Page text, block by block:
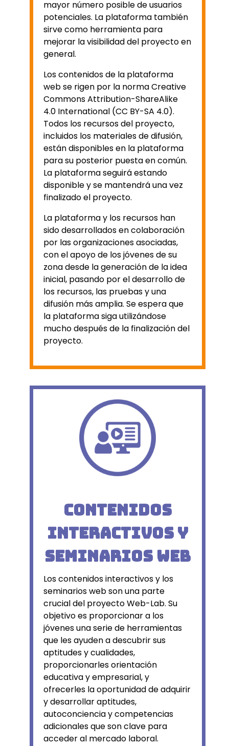
mayor número posible de usuarios
potenciales. La plataforma también
sirve como herramienta para
mejorar la visibilidad del proyecto en
general.
Los contenidos de la plataforma
web se rigen por la norma Creative
Commons Attribution-ShareAlike
4.0 International (CC BY-SA 4.0).
Todos los recursos del proyecto,
incluidos los materiales de difusión,
están disponibles en la plataforma
para su posterior puesta en común.
La plataforma seguirá estando
disponible y se mantendrá una vez
finalizado el proyecto.
La plataforma y los recursos han
sido desarrollados en colaboración
por las organizaciones asociadas,
con el apoyo de los jóvenes de su
zona desde la generación de la idea
inicial, pasando por el desarrollo de
los recursos, las pruebas y una
difusión más amplia. Se espera que
la plataforma siga utilizándose
mucho después de la finalización del
proyecto.
Contenidos
interactivos y
seminarios web
Los contenidos interactivos y los
seminarios web son una parte
crucial del proyecto Web-Lab. Su
objetivo es proporcionar a los
jóvenes una serie de herramientas
que les ayuden a descubrir sus
aptitudes y cualidades,
proporcionarles orientación
educativa y empresarial, y
ofrecerles la oportunidad de adquirir
y desarrollar aptitudes,
autoconciencia y competencias
adicionales que son clave para
acceder al mercado laboral.